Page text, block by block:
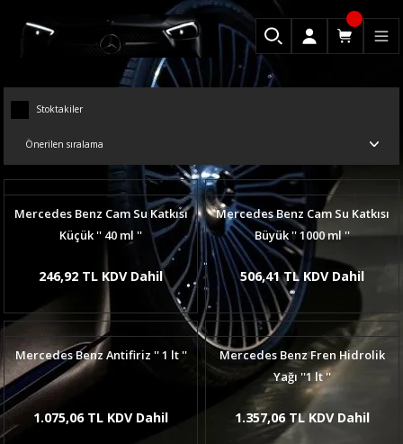
Stoktakiler
Mercedes Benz Cam Su Katkısı
Küçük '' 40 ml ''
246,92 TL KDV Dahil
Mercedes Benz Cam Su Katkısı
Büyük '' 1000 ml ''
506,41 TL KDV Dahil
Mercedes Benz Antifiriz '' 1 lt ''
1.075,06 TL KDV Dahil
Mercedes Benz Fren Hidrolik
Yağı ''1 lt ''
1.357,06 TL KDV Dahil